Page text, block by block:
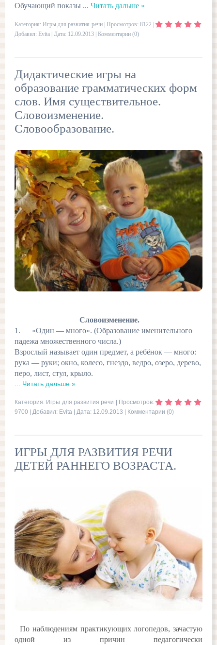
Обучающий показы ... Читать дальше »
Категория:Игры для развития речи| Просмотров: 8122 |
Добавил: Evita | Дата: 12.09.2013 Комментарии (0)
Дидактические игры на
образование грамматических форм
слов. Имя существительное.
Словоизменение.
Словообразование.
Словоизменение.
1. «Один — много». (Образование именительного
падежа множественного числа.)
Взрослый называет один предмет, а ребёнок — много:
рука — руки; окно, колесо, гнездо, ведро, озеро, дерево,
перо, лист, стул, крыло.
Читать дальше »
Категория: Игры для развития речи | Просмотров:
9700 | Добавил: Evita | Дата: 12.09.2013 Комментарии (0)
ИГРЫ ДЛЯ РАЗВИТИЯ РЕЧИ
ДЕТЕЙ РАННЕГО ВОЗРАСТА.
По наблюдениям практикующих логопедов, зачастую
одной из причин педагогически